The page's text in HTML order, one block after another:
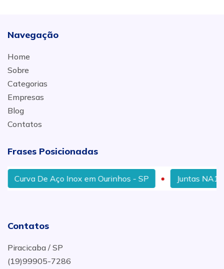
Navegação
Home
Sobre
Categorias
Empresas
Blog
Contatos
Frases Posicionadas
Curva De Aço Inox em Ourinhos - SP Juntas NA1002
Contatos
Piracicaba / SP
(19)99905-7286